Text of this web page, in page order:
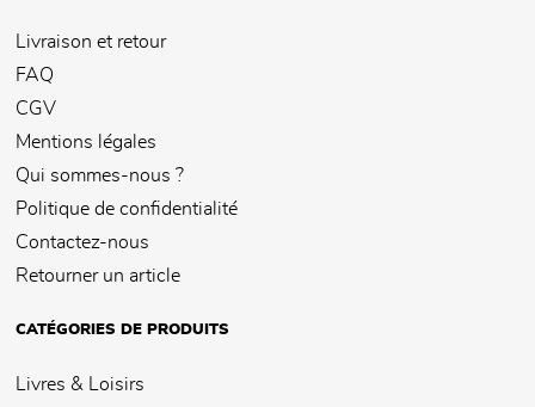
Livraison et retour
FAQ
CGV
Mentions légales
Qui sommes-nous ?
Politique de confidentialité
Contactez-nous
Retourner un article
CATÉGORIES DE PRODUITS
Livres & Loisirs